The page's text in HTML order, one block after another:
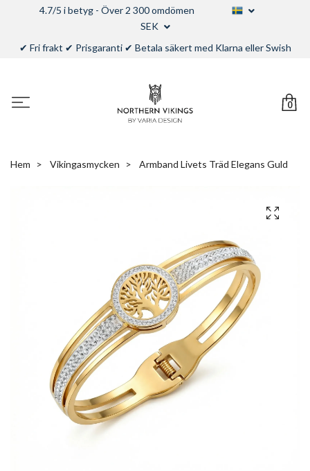
4.7/5 i betyg - Över 2 300 omdömen
SEK
✔ Fri frakt ✔ Prisgaranti ✔ Betala säkert med Klarna eller Swish
0
Hem Vikingasmycken Armband Livets Träd Elegans Guld